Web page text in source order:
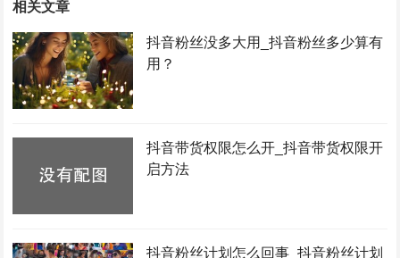
相关文章
抖音粉丝没多大用_抖音粉丝多少算有
用？
抖音带货权限怎么开_抖音带货权限开
启方法
抖音粉丝计划怎么回事_抖音粉丝计划